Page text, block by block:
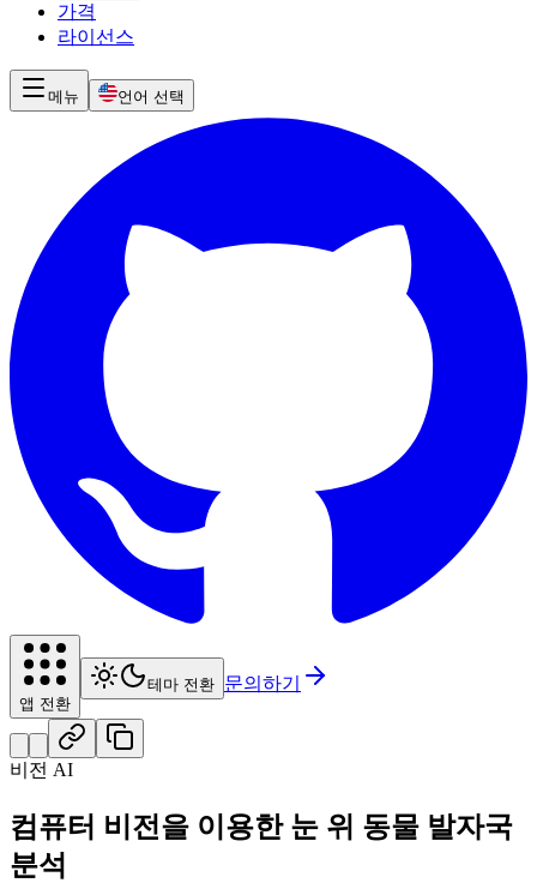
가격
라이선스
메뉴 언어 선택
앱 전환
테마 전환 문의하기
비전 AI
컴퓨터 비전을 이용한 눈 위 동물 발자국
분석